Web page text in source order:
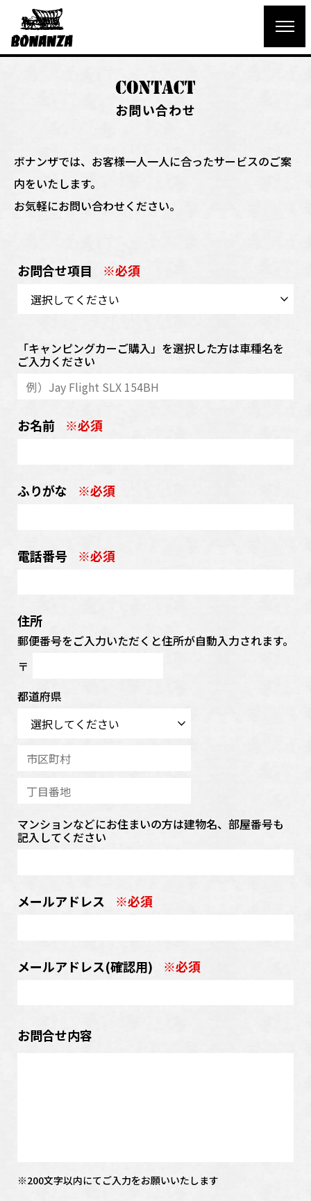
お問い合わせ
ボナンザでは、お客様一人一人に合ったサービスのご案
内をいたします。
お気軽にお問い合わせください。
お問合せ項目 ※必須
「キャンピングカーご購入」を選択した方は車種名を
ご入力ください
お名前 ※必須
ふりがな ※必須
電話番号 ※必須
住所
郵便番号をご入力いただくと住所が自動入力されます。
〒
都道府県
マンションなどにお住まいの方は建物名、部屋番号も
記入してください
メールアドレス ※必須
メールアドレス(確認用) ※必須
お問合せ内容
※200文字以内にてご入力をお願いいたします